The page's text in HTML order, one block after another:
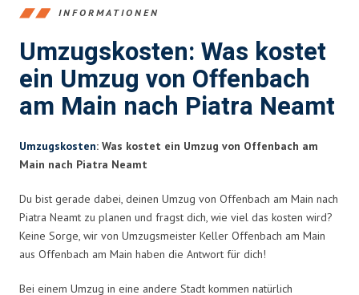
INFORMATIONEN
Umzugskosten: Was kostet
ein Umzug von Offenbach
am Main nach Piatra Neamt
Umzugskosten: Was kostet ein Umzug von Offenbach am
Main nach Piatra Neamt
Du bist gerade dabei, deinen Umzug von Offenbach am Main nach
Piatra Neamt zu planen und fragst dich, wie viel das kosten wird?
Keine Sorge, wir von Umzugsmeister Keller Offenbach am Main
aus Offenbach am Main haben die Antwort für dich!
Bei einem Umzug in eine andere Stadt kommen natürlich